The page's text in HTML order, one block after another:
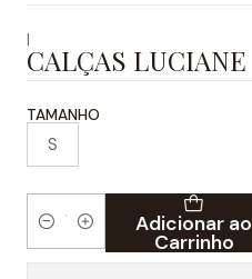
|
CALÇAS LUCIANE
TAMANHO
S
Quantidade Adicionar ao
Carrinho